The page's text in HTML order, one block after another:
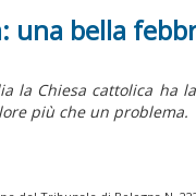
una bella
la Chiesa cattolica ha
più che un problema.